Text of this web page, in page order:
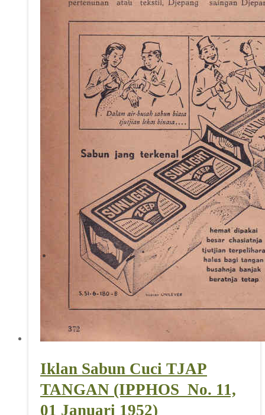
Iklan Sabun Cuci TJAP
TANGAN (IPPHOS_No. 11,
01 Januari 1952)